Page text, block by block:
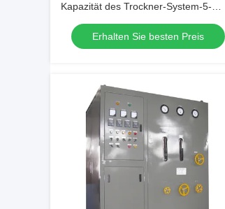
Kapazität des Trockner-System-5-
5000Nm3/H
Erhalten Sie besten Preis